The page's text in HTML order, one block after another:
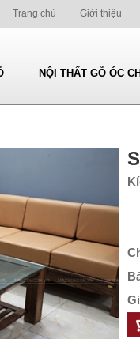
Trang chủ Giới thiệu
NỘI THẤT GỖ ÓC